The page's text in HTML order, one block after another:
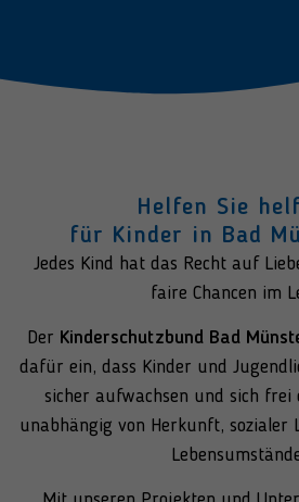
Helfen Sie
für Kinder in Bad
Jedes Kind hat das Recht auf
faire Chancen im
Der Kinderschutzbund Bad
dafür ein, dass Kinder und
sicher aufwachsen und sich frei
unabhängig von Herkunft, sozialer